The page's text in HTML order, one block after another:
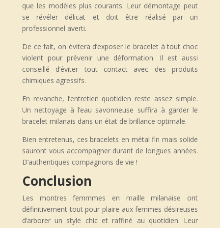
que les modèles plus courants. Leur démontage peut
se révéler délicat et doit être réalisé par un
professionnel averti.
De ce fait, on évitera d’exposer le bracelet à tout choc
violent pour prévenir une déformation. Il est aussi
conseillé d’éviter tout contact avec des produits
chimiques agressifs.
En revanche, l’entretien quotidien reste assez simple.
Un nettoyage à l’eau savonneuse suffira à garder le
bracelet milanais dans un état de brillance optimale.
Bien entretenus, ces bracelets en métal fin mais solide
sauront vous accompagner durant de longues années.
D’authentiques compagnons de vie !
Conclusion
Les montres femmmes en maille milanaise ont
définitivement tout pour plaire aux femmes désireuses
d’arborer un style chic et raffiné au quotidien. Leur